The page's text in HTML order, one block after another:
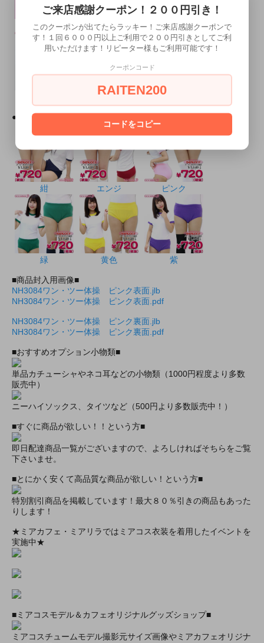
紺 エンジ 緑
紫
●ブルマ単品 カラーバリエーション●
紺 エンジ ピンク
緑 黄色 紫
■商品封入用画像■
NH3084ワン・ツー体操 ピンク表面.jlb
NH3084ワン・ツー体操 ピンク表面.pdf
NH3084ワン・ツー体操 ピンク裏面.jlb
NH3084ワン・ツー体操 ピンク裏面.pdf
■おすすめオプション小物類■
単品カチューシャやネコ耳などの小物類（1000円程度より多数
販売中）
ニーハイソックス、タイツなど（500円より多数販売中！）
■すぐに商品が欲しい！！という方■
即日配達商品一覧がございますので、よろしければそちらをご覧
下さいませ。
■とにかく安くて高品質な商品が欲しい！という方■
特別割引商品を掲載しています！最大８０％引きの商品もあった
りします！
★ミアカフェ・ミアリラではミアコス衣装を着用したイベントを
実施中★
■ミアコスモデル＆カフェオリジナルグッズショップ■
ミアコスチュームモデル撮影元サイズ画像やミアカフェオリジナ
ご来店感謝クーポン！２００円引き！
このクーポンが出てたらラッキー！ご来店感謝クーポンで
す！１回６０００円以上ご利用で２００円引きとしてご利
用いただけます！リピーター様もご利用可能です！
クーポンコード
RAITEN200
コードをコピー